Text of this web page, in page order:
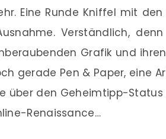
Eine Runde Kniffel mit
Verständlich,
Grafik und
gerade Pen & Paper, eine
über den Geheimtipp-
Renaissance…